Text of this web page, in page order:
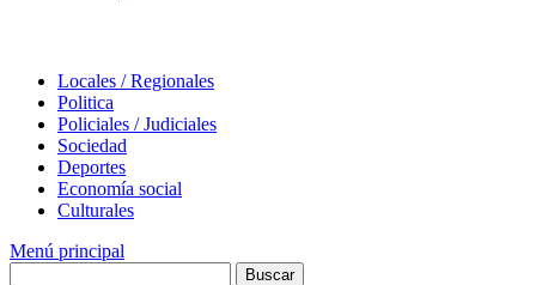
Locales / Regionales
Politica
Policiales / Judiciales
Sociedad
Deportes
Economía social
Culturales
Menú principal